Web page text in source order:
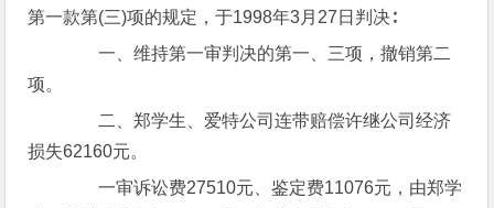
第一款第(三)项的规定，于1998年3月27日判决∶
一、维持第一审判决的第一、三项，撤销第二
项。
二、郑学生、爱特公司连带赔偿许继公司经济
损失62160元。
一审诉讼费27510元、鉴定费11076元，由郑学